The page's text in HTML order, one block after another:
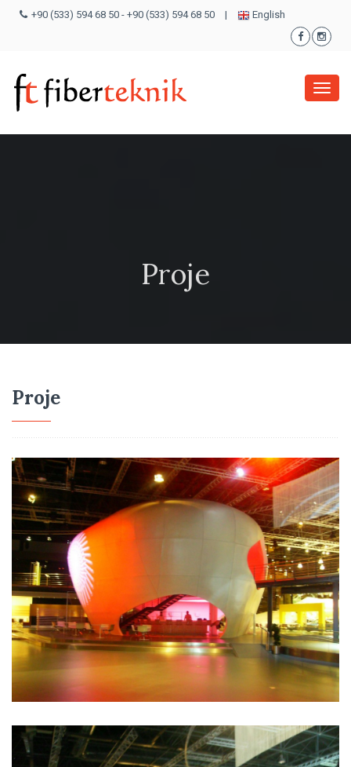
+90 (533) 594 68 50 - +90 (533) 594 68 50 | English
Menü
Proje
Proje